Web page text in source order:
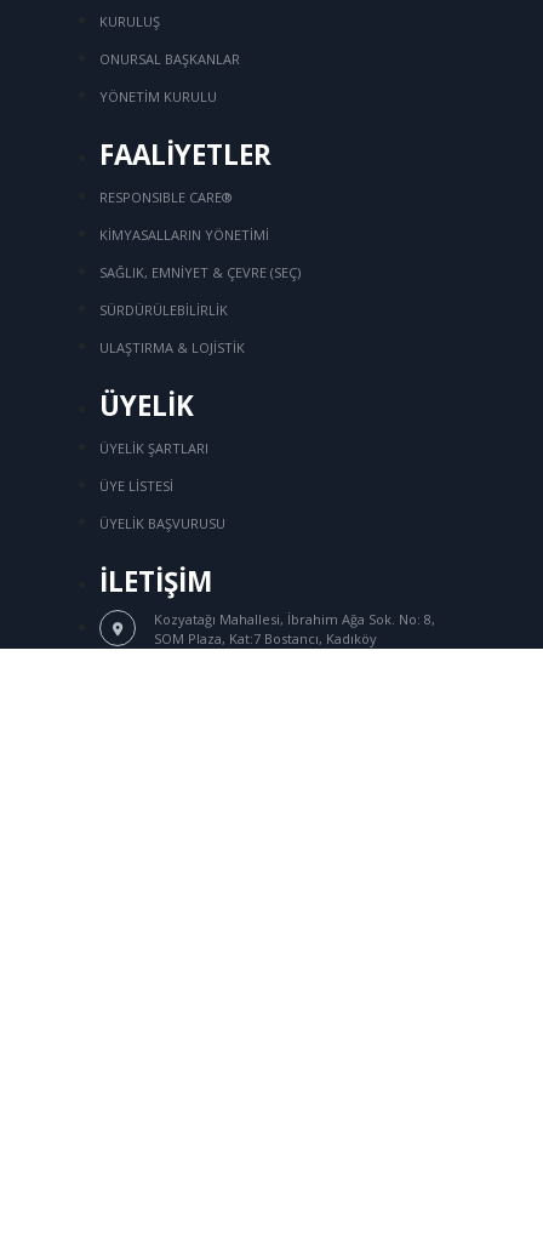
KURULUŞ
ONURSAL BAŞKANLAR
YÖNETİM KURULU
FAALİYETLER
RESPONSIBLE CARE®
KİMYASALLARIN YÖNETİMİ
SAĞLIK, EMNİYET & ÇEVRE (SEÇ)
SÜRDÜRÜLEBİLİRLİK
ULAŞTIRMA & LOJİSTİK
ÜYELİK
ÜYELİK ŞARTLARI
ÜYE LİSTESİ
ÜYELİK BAŞVURUSU
İLETİŞİM
Kozyatağı Mahallesi, İbrahim Ağa Sok. No: 8,
SOM Plaza, Kat:7 Bostancı, Kadıköy